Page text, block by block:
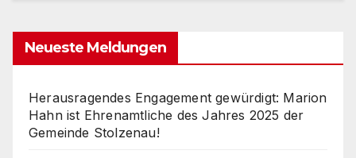
Neueste Meldungen
Herausragendes Engagement gewürdigt: Marion
Hahn ist Ehrenamtliche des Jahres 2025 der
Gemeinde Stolzenau!